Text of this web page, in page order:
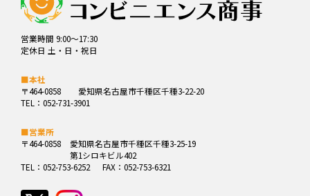
営業時間 9:00～17:30
定休日 土・日・祝日
■本社
〒464-0858
愛知県名古屋市千種区千種3-22-20
TEL：052-731-3901
■営業所
〒464-0858
愛知県名古屋市千種区千種3-25-19
第1シロキビル402
TEL：052-753-6252
FAX：052-753-6321